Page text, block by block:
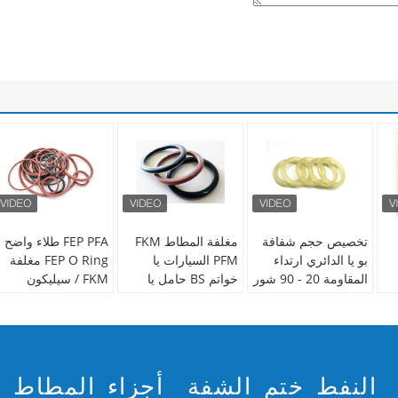
FEP PFA طلاء واضح
FEP O Ring مغلفة
FKM / سيليكون
الطبقة الخارجية: PTFE
مغلفة المطاط FKM
PFM السيارات يا
خواتم BS حامل يا
AS568 ، JIS
B2401 ، DIN 3371 ،
تخصيص حجم شفافة
بو يا الدائري ارتداء
المقاومة 20 - 90 شور
اللون:الأحمر والأسود أجزاء المطاط النفط ختم الشفة